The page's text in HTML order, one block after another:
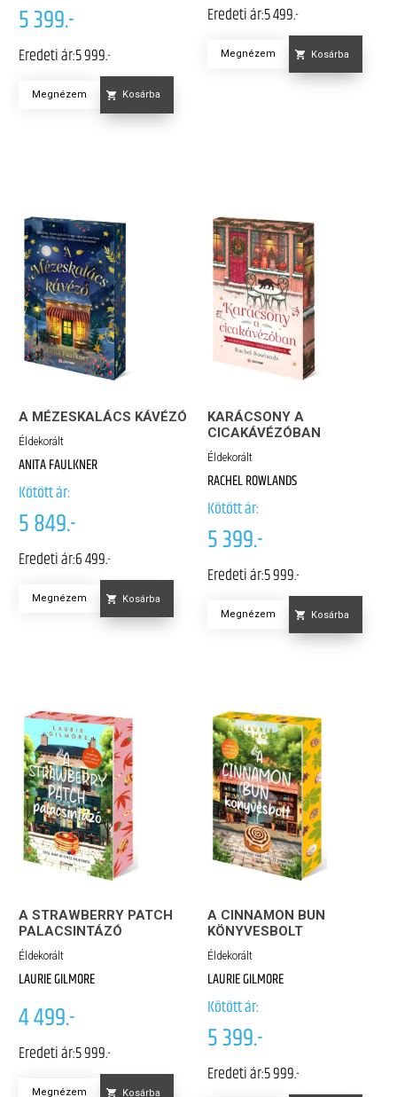
5 399.-
Eredeti ár:5 999.-
Megnézem Kosárba
Eredeti ár:5 499.-
Megnézem Kosárba
A MÉZESKALÁCS KÁVÉZÓ
Éldekorált
ANITA FAULKNER
Kötött ár:
5 849.-
Eredeti ár:6 499.-
Megnézem Kosárba
KARÁCSONY A
CICAKÁVÉZÓBAN
Éldekorált
RACHEL ROWLANDS
Kötött ár:
5 399.-
Eredeti ár:5 999.-
Megnézem Kosárba
A STRAWBERRY PATCH
PALACSINTÁZÓ
Éldekorált
LAURIE GILMORE
4 499.-
Eredeti ár:5 999.-
Megnézem Kosárba
A CINNAMON BUN
KÖNYVESBOLT
Éldekorált
LAURIE GILMORE
Kötött ár:
5 399.-
Eredeti ár:5 999.-